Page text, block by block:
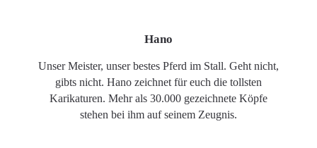
Hano
Unser Meister, unser bestes Pferd im Stall. Geht nicht,
gibts nicht. Hano zeichnet für euch die tollsten
Karikaturen. Mehr als 30.000 gezeichnete Köpfe
stehen bei ihm auf seinem Zeugnis.